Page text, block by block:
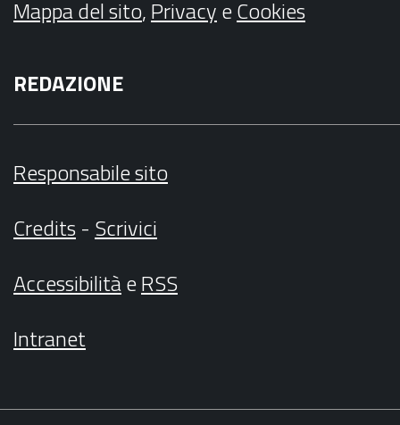
Mappa del sito,PrivacyeCookies
REDAZIONE
Responsabile sito
Credits- Scrivici
AccessibilitàeRSS
Intranet